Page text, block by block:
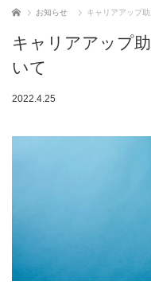
ホーム お知らせ キャリアアップ
キャリアアップ
いて
2022.4.25